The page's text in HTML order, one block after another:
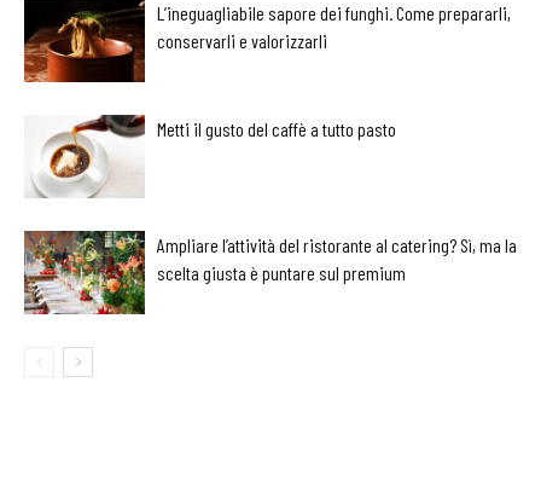
L’ineguagliabile sapore dei funghi. Come prepararli,
conservarli e valorizzarli
Metti il gusto del caffè a tutto pasto
Ampliare l’attività del ristorante al catering? Sì, ma la
scelta giusta è puntare sul premium